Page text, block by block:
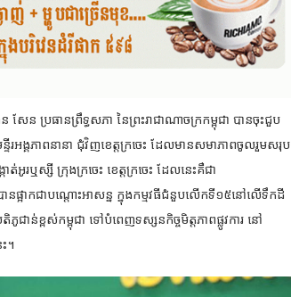
ែន ប្រធានព្រឹទ្ធសភា នៃព្រះរាជាណាចក្រកម្ពុជា បានចុះជួប
ង្គភាពនានា ជុំវិញខេត្តក្រចេះ ដែលមានសមាភាពចូលរួមសរុប
អូរឬស្សី ក្រុងក្រចេះ ខេត្តក្រចេះ ដែលនេះគឺជា
ផ្អាកជាបណ្តោះអាសន្ន ក្នុងកម្មវធីជំនួបលើកទី១៥នៅលើទឹកដី
ាន់ខ្ពស់កម្ពុជា ទៅបំពេញទស្សនកិច្ចមិត្តភាពផ្លូវការ នៅ
។